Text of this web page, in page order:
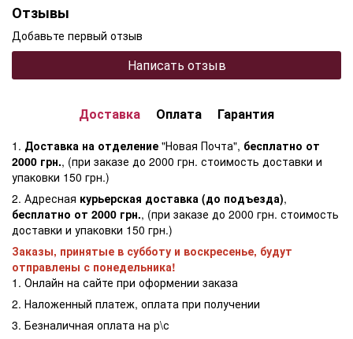
Отзывы
Добавьте первый отзыв
Написать отзыв
Доставка Оплата Гарантия
1. Доставка на отделение "Новая Почта", бесплатно от
2000 грн., (при заказе до 2000 грн. стоимость доставки и
упаковки 150 грн.)
2. Адресная курьерская доставка (до подъезда),
бесплатно от 2000 грн., (при заказе до 2000 грн. стоимость
доставки и упаковки 150 грн.)
Заказы, принятые в субботу и воскресенье, будут
отправлены с понедельника!
1. Онлайн на сайте при оформении заказа
2. Наложенный платеж, оплата при получении
3. Безналичная оплата на р\с